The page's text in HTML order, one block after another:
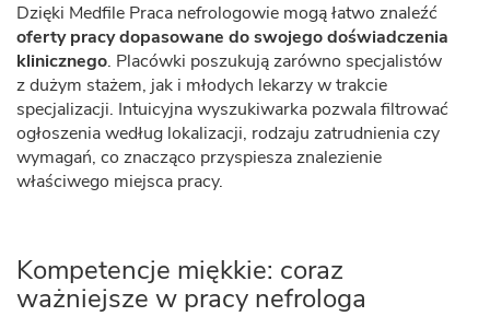
Dzięki Medfile Praca nefrologowie mogą łatwo znaleźć
oferty pracy dopasowane do swojego doświadczenia
klinicznego. Placówki poszukują zarówno specjalistów
z dużym stażem, jak i młodych lekarzy w trakcie
specjalizacji. Intuicyjna wyszukiwarka pozwala filtrować
ogłoszenia według lokalizacji, rodzaju zatrudnienia czy
wymagań, co znacząco przyspiesza znalezienie
właściwego miejsca pracy.
Kompetencje miękkie: coraz
ważniejsze w pracy nefrologa